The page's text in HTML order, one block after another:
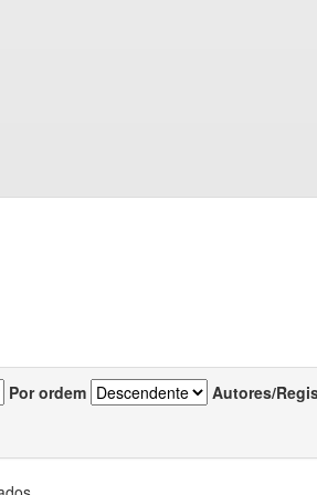
Por ordem Autores/